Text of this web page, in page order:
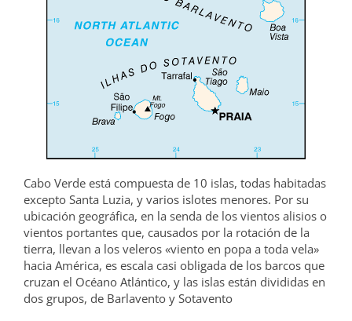
Cabo Verde está compuesta de 10 islas, todas habitadas
excepto Santa Luzia, y varios islotes menores. Por su
ubicación geográfica, en la senda de los vientos alisios o
vientos portantes que, causados por la rotación de la
tierra, llevan a los veleros «viento en popa a toda vela»
hacia América, es escala casi obligada de los barcos que
cruzan el Océano Atlántico, y las islas están divididas en
dos grupos, de Barlavento y Sotavento